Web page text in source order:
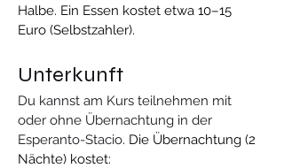
Halbe. Ein Essen kostet etwa 10–15
Euro (Selbstzahler).
Unterkunft
Du kannst am Kurs teilnehmen mit
oder ohne Übernachtung in der
Esperanto-Stacio. Die Übernachtung (2
Nächte) kostet: